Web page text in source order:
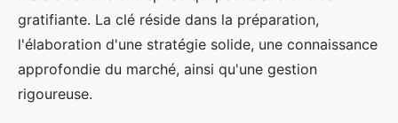
gratifiante. La clé réside dans la préparation,
l'élaboration d'une stratégie solide, une connaissance
approfondie du marché, ainsi qu'une gestion
rigoureuse.